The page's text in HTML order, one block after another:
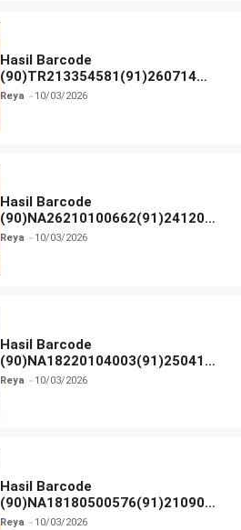
Hasil Barcode
(90)TR213354581(91)260714
dan Izin BPOM
Reya 10/03/2026
Hasil Barcode
(90)NA26210100662(91)241203
dan Izin BPOM
Reya 10/03/2026
Hasil Barcode
(90)NA18220104003(91)250418
dan Izin BPOM
Reya 10/03/2026
Hasil Barcode
(90)NA18180500576(91)210906
dan Izin BPOM
Reya 10/03/2026